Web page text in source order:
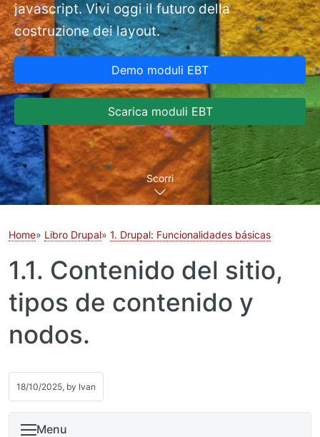
javascript. Vivi oggi il futuro della
costruzione dei layout.
Demo moduli EBT
Scarica moduli EBT
Scorri
Home Libro Drupal 1. Drupal: Funcionalidades básicas
1.1. Contenido del sitio,
tipos de contenido y
nodos.
18/10/2025, by Ivan
Menu